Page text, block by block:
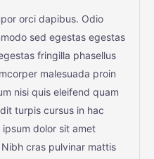
orci dapibus. Odio
sed egestas egestas
fringilla phasellus
malesuada proin
nisi quis eleifend quam
turpis cursus in hac
dolor sit amet
cras pulvinar mattis